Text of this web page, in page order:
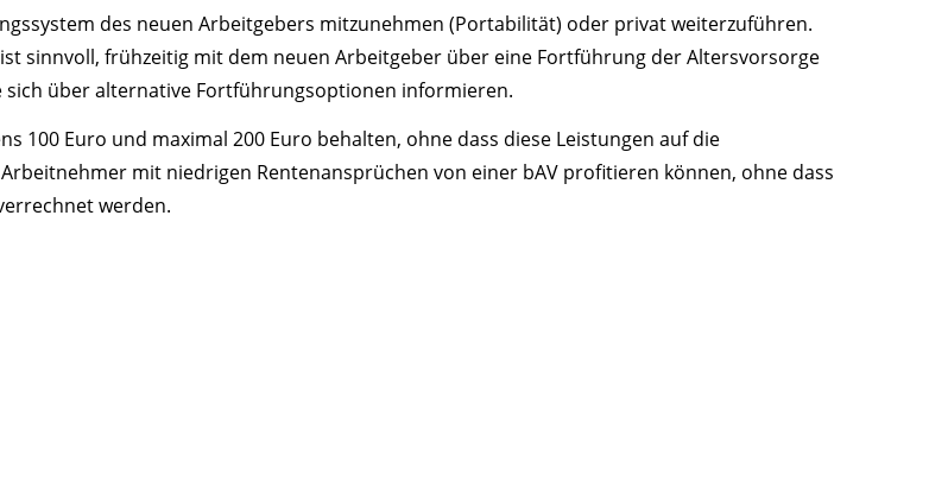
des neuen Arbeitgebers mitzunehmen (Portabilität) oder privat weiterzuführen.
sinnvoll, frühzeitig mit dem neuen Arbeitgeber über eine Fortführung der Altersvorsorge
über alternative Fortführungsoptionen informieren.
100 Euro und maximal 200 Euro behalten, ohne dass diese Leistungen auf die
mit niedrigen Rentenansprüchen von einer bAV profitieren können, ohne dass
werden.